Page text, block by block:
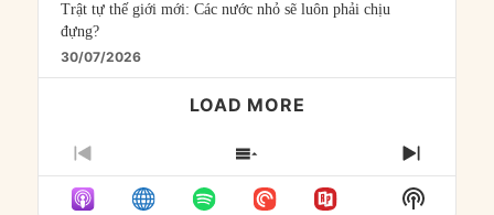
Trật tự thế giới mới: Các nước nhỏ sẽ luôn phải chịu
đựng?
30/07/2026
LOAD MORE
PREVIOUS
EPISODE
SHOW
EPISODES
LIST
NEXT
Show